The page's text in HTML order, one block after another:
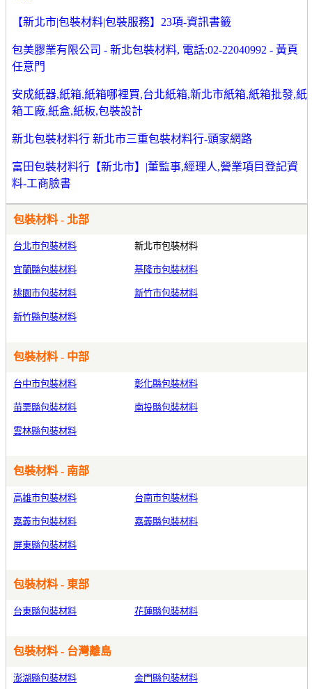
【新北市|包裝材料|包裝服務】23項-資訊書籤
包美膠業有限公司 - 新北包裝材料, 電話:02-22040992 - 黃頁
任意門
安成紙器,紙箱,紙箱哪裡買,台北紙箱,新北市紙箱,紙箱批發,紙
箱工廠,紙盒,紙板,包裝設計
新北包裝材料行 新北市三重包裝材料行-頭家網路
富田包裝材料行【新北市】|董監事,經理人,營業項目登記資
料-工商臉書
包裝材料 - 北部
台北市包裝材料 新北市包裝材料
宜蘭縣包裝材料 基隆市包裝材料
桃園市包裝材料 新竹市包裝材料
新竹縣包裝材料
包裝材料 - 中部
台中市包裝材料 彰化縣包裝材料
苗栗縣包裝材料 南投縣包裝材料
雲林縣包裝材料
包裝材料 - 南部
高雄市包裝材料 台南市包裝材料
嘉義市包裝材料 嘉義縣包裝材料
屏東縣包裝材料
包裝材料 - 東部
台東縣包裝材料 花蓮縣包裝材料
包裝材料 - 台灣離島
澎湖縣包裝材料 金門縣包裝材料